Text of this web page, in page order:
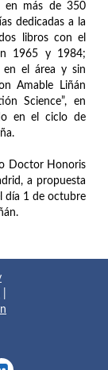
en más de 350
dedicadas a la
libros con el
1965 y 1984;
en el área y sin
Amable Liñán
Science”, en
en el ciclo de
Doctor Honoris
a propuesta
día 1 de octubre